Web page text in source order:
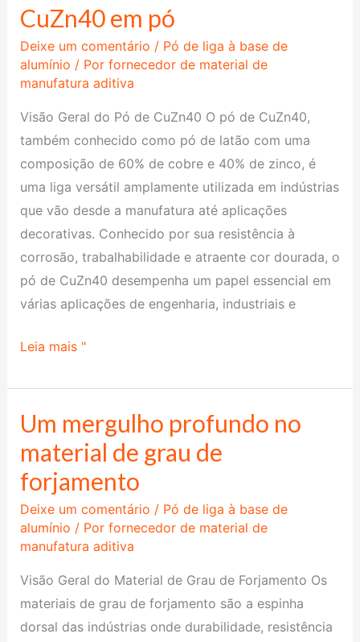
CuZn40 em pó
Deixe um comentário / Pó de liga à base de
alumínio / Por fornecedor de material de
manufatura aditiva
Visão Geral do Pó de CuZn40 O pó de CuZn40,
também conhecido como pó de latão com uma
composição de 60% de cobre e 40% de zinco, é
uma liga versátil amplamente utilizada em indústrias
que vão desde a manufatura até aplicações
decorativas. Conhecido por sua resistência à
corrosão, trabalhabilidade e atraente cor dourada, o
pó de CuZn40 desempenha um papel essencial em
várias aplicações de engenharia, industriais e
CuZn40
em
pó
Leia mais "
Um mergulho profundo no
material de grau de
forjamento
Deixe um comentário / Pó de liga à base de
alumínio / Por fornecedor de material de
manufatura aditiva
Visão Geral do Material de Grau de Forjamento Os
materiais de grau de forjamento são a espinha
dorsal das indústrias onde durabilidade, resistência
Um
mergulho
profundo
no
material
de
de
forjamento